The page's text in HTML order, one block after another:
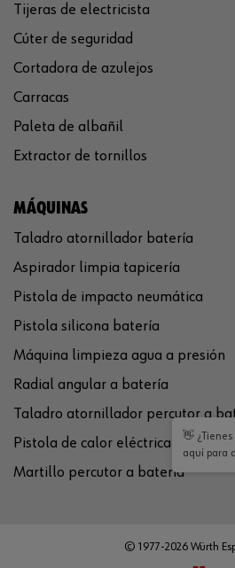
Tijeras de electricista
Cúter de seguridad
Cortadora de azulejos
Carracas
Paleta de albañil
Extractor de tornillos
MÁQUINAS
Taladro atornillador batería
Aspirador limpia tapicería
Pistola de impacto neumática
Pistola silicona batería
Máquina limpieza agua a presión
Radial angular a batería
Taladro atornillador percutor a
Pistola de calor eléctrica
Martillo percutor a batería
© 1977-2026 Würth
👋
aquí para